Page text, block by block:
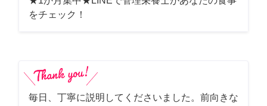
をチェック！
毎日、丁寧に説明してくださいました。前向きな